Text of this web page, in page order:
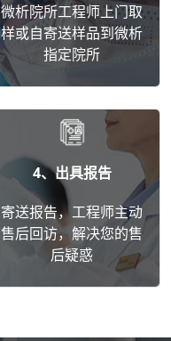
微析院所工程师上门取
样或自寄送样品到微析
指定院所
4、出具报告
寄送报告，工程师主动
售后回访，解决您的售
后疑惑